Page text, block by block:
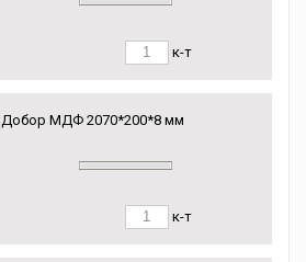
к-т
Добор МДФ 2070*200*8 мм
к-т